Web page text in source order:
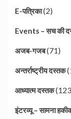
E-पत्रिका(2)
Events – सच की
अजब-गजब(71)
अन्तर्राष्ट्रीय दस्तक
आध्यात्म दस्तक
इंटरव्यू – सामना